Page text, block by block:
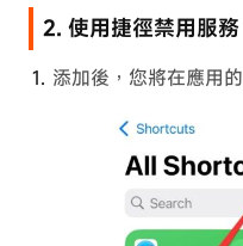
2. 使用捷徑禁用服務
添加後，您將在應用的